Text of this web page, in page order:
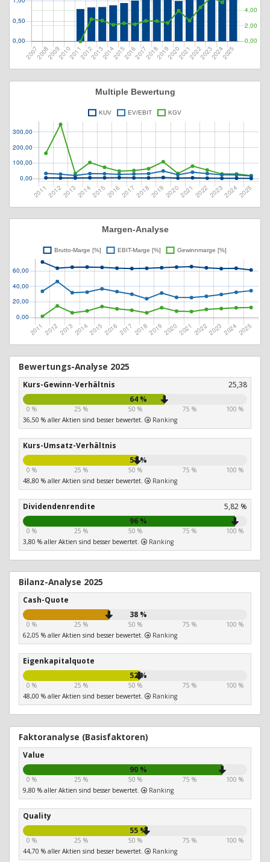
Bewertungs-Analyse 2025
Kurs-Gewinn-Verhältnis
25,38
64 %
0 % 25 % 50 % 75 %
100 %
36,50 % aller Aktien sind besser bewertet.
Ranking
Kurs-Umsatz-Verhältnis
51 %
0 % 25 % 50 % 75 %
100 %
48,80 % aller Aktien sind besser bewertet.
Ranking
Dividendenrendite
5,82 %
96 %
0 % 25 % 50 % 75 %
100 %
3,80 % aller Aktien sind besser bewertet.
Ranking
Bilanz-Analyse 2025
Cash-Quote
38 %
0 % 25 % 50 % 75 %
100 %
62,05 % aller Aktien sind besser bewertet.
Ranking
Eigenkapitalquote
52 %
0 % 25 % 50 % 75 %
100 %
48,00 % aller Aktien sind besser bewertet.
Ranking
Faktoranalyse (Basisfaktoren)
Value
90 %
0 % 25 % 50 % 75 %
100 %
9,80 % aller Aktien sind besser bewertet.
Ranking
Quality
55 %
0 % 25 % 50 % 75 %
100 %
44,70 % aller Aktien sind besser bewertet.
Ranking